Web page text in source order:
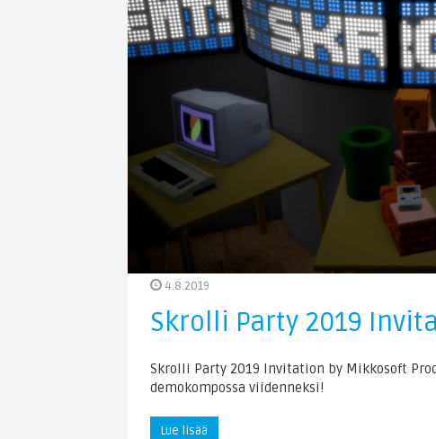
4.8.2019
Skrolli Party 2019
Skrolli Party 2019 Invitation by Mikkosoft
demokompossa viidenneksi!
Lue lisää